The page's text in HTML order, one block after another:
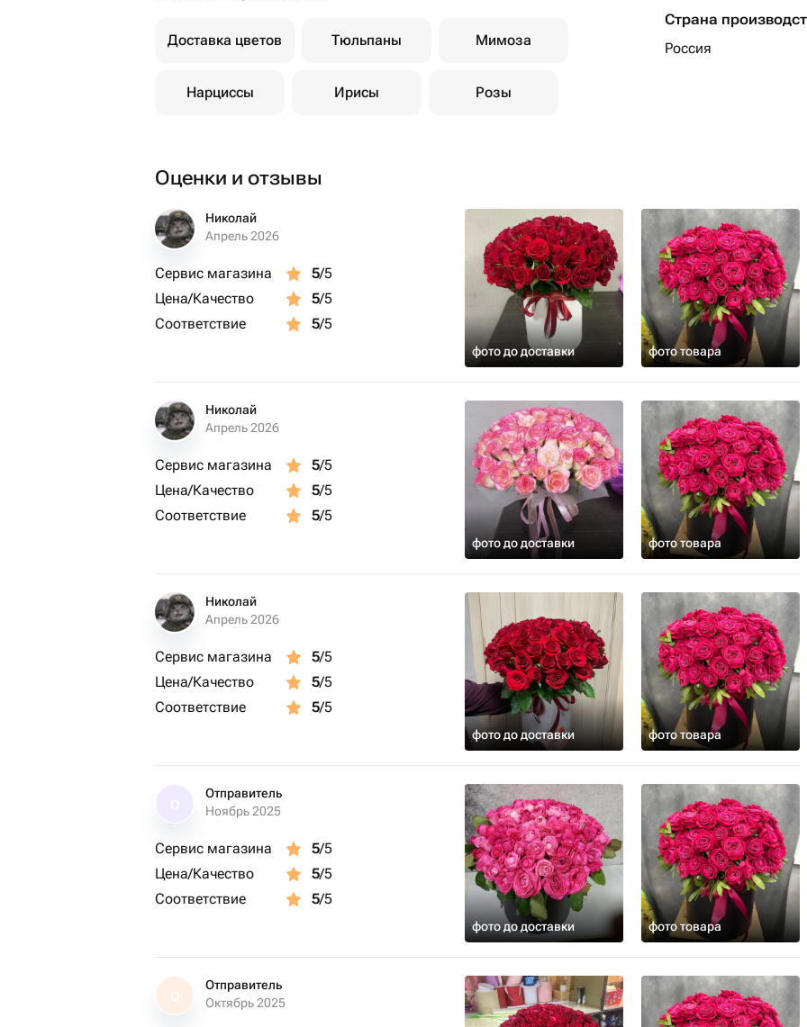
Страна
Россия
Доставка цветов Тюльпаны Мимоза
Нарциссы Ирисы Розы
Оценки и отзывы
Николай
Апрель 2026
Сервис магазина 5/5
Цена/Качество
5/5
Соответствие
5/5
фото до доставки фото товара
Николай
Апрель 2026
Сервис магазина 5/5
Цена/Качество
5/5
Соответствие
5/5
фото до доставки фото товара
Николай
Апрель 2026
Сервис магазина 5/5
Цена/Качество
5/5
Соответствие
5/5
фото до доставки фото товара
Отправитель
Ноябрь 2025
Сервис магазина 5/5
Цена/Качество
5/5
Соответствие
5/5
фото до доставки фото товара
О
Отправитель
Октябрь 2025